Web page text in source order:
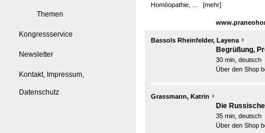
Themen
Kongressservice
Newsletter
Kontakt, Impressum,
Datenschutz
Homöopathie, ... [mehr]
Bassols Rheinfelder, Layena
Begrüßung,
30 min, deutsch
Über den Shop
Grassmann, Katrin
Die
35 min, deutsch
Über den Shop